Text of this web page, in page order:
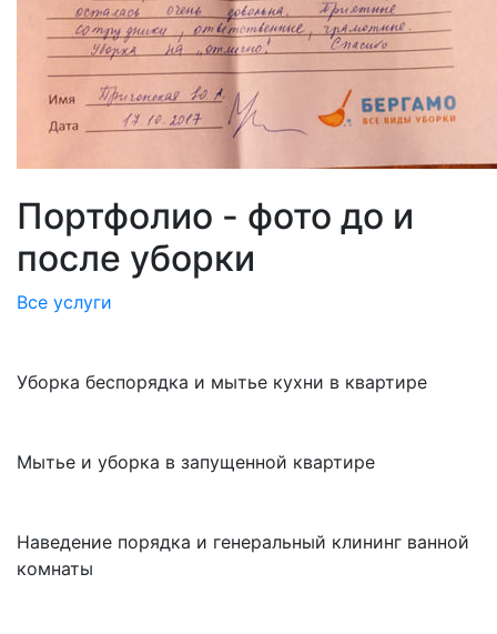
Портфолио - фото до и
после уборки
Все услуги
Уборка беспорядка и мытье кухни в квартире
Мытье и уборка в запущенной квартире
Наведение порядка и генеральный клининг ванной
комнаты